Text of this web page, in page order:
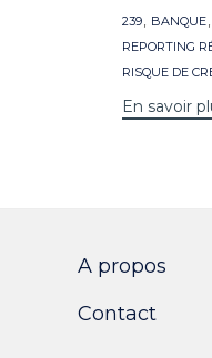
Mots
clés
239, BANQUE,
REPORTING
RISQUE DE
En savoir
A propos
Contact